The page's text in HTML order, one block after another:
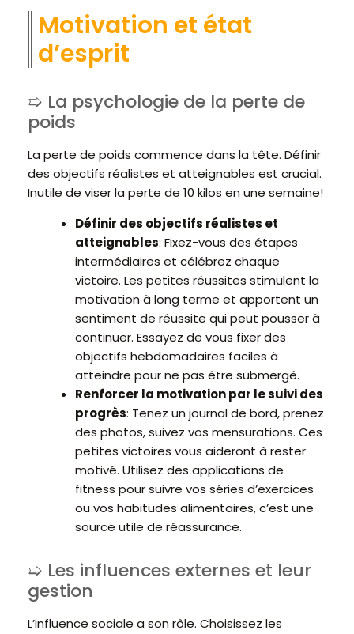
Motivation et état
d’esprit
La psychologie de la perte de
poids
La perte de poids commence dans la tête. Définir
des objectifs réalistes et atteignables est crucial.
Inutile de viser la perte de 10 kilos en une semaine!
Définir des objectifs réalistes et
atteignables: Fixez-vous des étapes
intermédiaires et célébrez chaque
victoire. Les petites réussites stimulent la
motivation à long terme et apportent un
sentiment de réussite qui peut pousser à
continuer. Essayez de vous fixer des
objectifs hebdomadaires faciles à
atteindre pour ne pas être submergé.
Renforcer la motivation par le suivi des
progrès: Tenez un journal de bord, prenez
des photos, suivez vos mensurations. Ces
petites victoires vous aideront à rester
motivé. Utilisez des applications de
fitness pour suivre vos séries d’exercices
ou vos habitudes alimentaires, c’est une
source utile de réassurance.
Les influences externes et leur
gestion
L’influence sociale a son rôle. Choisissez les